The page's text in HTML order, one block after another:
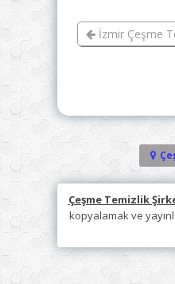
İzmir Çeşme
Çeşme Temizlik
kopyalamak ve